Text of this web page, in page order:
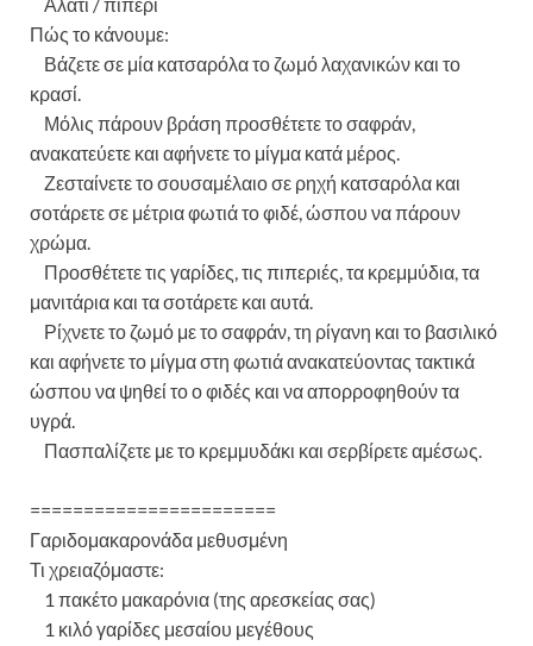
Πώς το κάνουμε:
Βάζετε σε μία κατσαρόλα το ζωμό λαχανικών και το
κρασί.
Μόλις πάρουν βράση προσθέτετε το σαφράν,
ανακατεύετε και αφήνετε το μίγμα κατά μέρος.
Ζεσταίνετε το σουσαμέλαιο σε ρηχή κατσαρόλα και
σοτάρετε σε μέτρια φωτιά το φιδέ, ώσπου να πάρουν
χρώμα.
Προσθέτετε τις γαρίδες, τις πιπεριές, τα κρεμμύδια, τα
μανιτάρια και τα σοτάρετε και αυτά.
Ρίχνετε το ζωμό με το σαφράν, τη ρίγανη και το βασιλικό
και αφήνετε το μίγμα στη φωτιά ανακατεύοντας τακτικά
ώσπου να ψηθεί το ο φιδές και να απορροφηθούν τα
υγρά.
Πασπαλίζετε με το κρεμμυδάκι και σερβίρετε αμέσως.
=======================
Γαριδομακαρονάδα μεθυσμένη
Τι χρειαζόμαστε:
1 πακέτο μακαρόνια (της αρεσκείας σας)
1 κιλό γαρίδες μεσαίου μεγέθους